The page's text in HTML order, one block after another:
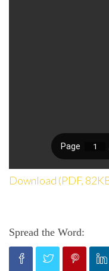
Download (PDF,
Spread the Word: